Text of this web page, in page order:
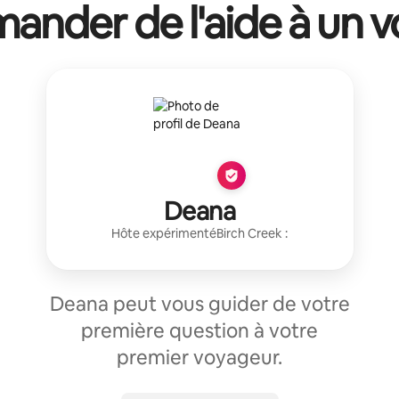
de l'aide à un
Deana
Hôte expérimentéBirch Creek :
Deana peut vous guider de votre
première question à votre
premier voyageur.